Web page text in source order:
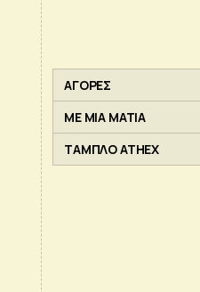
ΑΓΟΡΕΣ
ΜΕ ΜΙΑ ΜΑΤΙΑ
ΤΑΜΠΛΟ ATHEX